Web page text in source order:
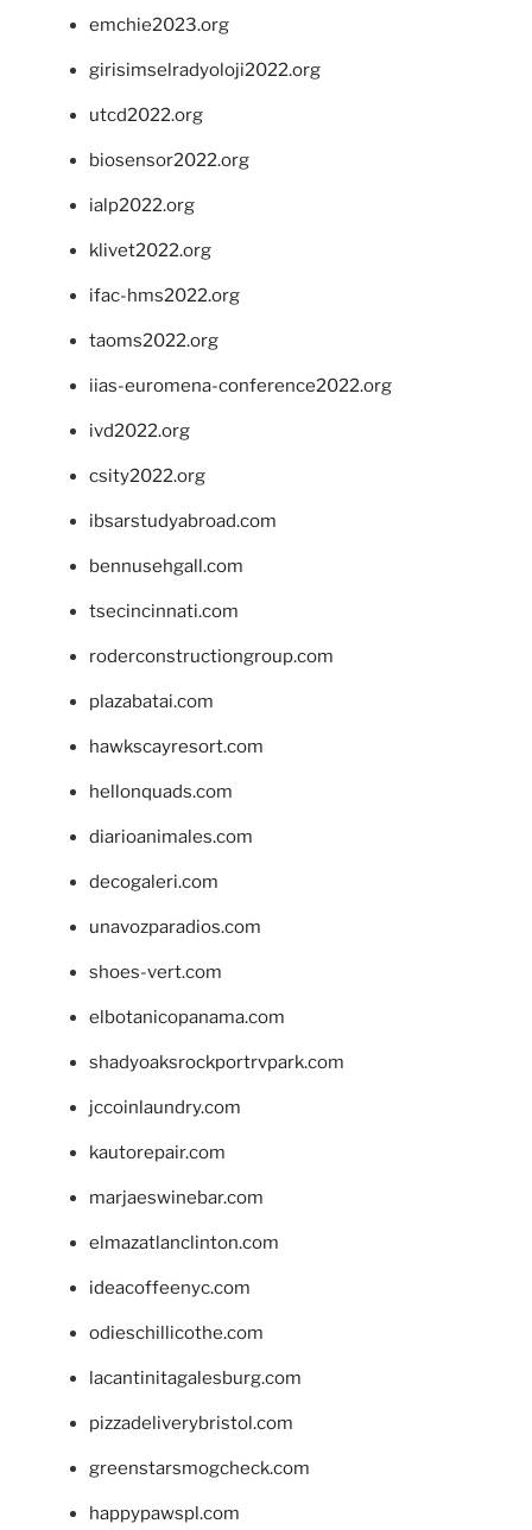
emchie2023.org
girisimselradyoloji2022.org
utcd2022.org
biosensor2022.org
ialp2022.org
klivet2022.org
ifac-hms2022.org
taoms2022.org
iias-euromena-conference2022.org
ivd2022.org
csity2022.org
ibsarstudyabroad.com
bennusehgall.com
tsecincinnati.com
roderconstructiongroup.com
plazabatai.com
hawkscayresort.com
hellonquads.com
diarioanimales.com
decogaleri.com
unavozparadios.com
shoes-vert.com
elbotanicopanama.com
shadyoaksrockportrvpark.com
jccoinlaundry.com
kautorepair.com
marjaeswinebar.com
elmazatlanclinton.com
ideacoffeenyc.com
odieschillicothe.com
lacantinitagalesburg.com
pizzadeliverybristol.com
greenstarsmogcheck.com
happypawspl.com